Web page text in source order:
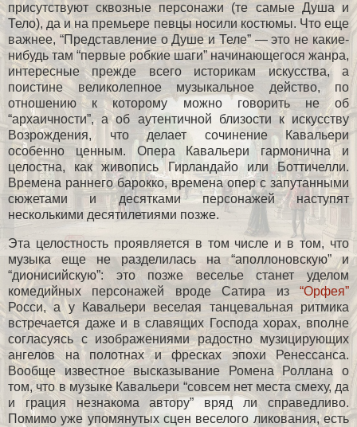
присутствуют сквозные персонажи (те самые Душа и
Тело), да и на премьере певцы носили костюмы. Что еще
важнее, “Представление о Душе и Теле” — это не какие-
нибудь там “первые робкие шаги” начинающегося жанра,
интересные прежде всего историкам искусства, а
поистине великолепное музыкальное действо, по
отношению к которому можно говорить не об
“архаичности”, а об аутентичной близости к искусству
Возрождения, что делает сочинение Кавальери
особенно ценным. Опера Кавальери гармонична и
целостна, как живопись Гирландайо или Боттичелли.
Времена раннего барокко, времена опер с запутанными
сюжетами и десятками персонажей наступят
несколькими десятилетиями позже.
Эта целостность проявляется в том числе и в том, что
музыка еще не разделилась на “аполлоновскую” и
“дионисийскую”: это позже веселье станет уделом
комедийных персонажей вроде Сатира из “Орфея”
Росси, а у Кавальери веселая танцевальная ритмика
встречается даже и в славящих Господа хорах, вполне
согласуясь с изображениями радостно музицирующих
ангелов на полотнах и фресках эпохи Ренессанса.
Вообще известное высказывание Ромена Роллана о
том, что в музыке Кавальери “совсем нет места смеху, да
и грация незнакома автору” вряд ли справедливо.
Помимо уже упомянутых сцен веселого ликования, есть